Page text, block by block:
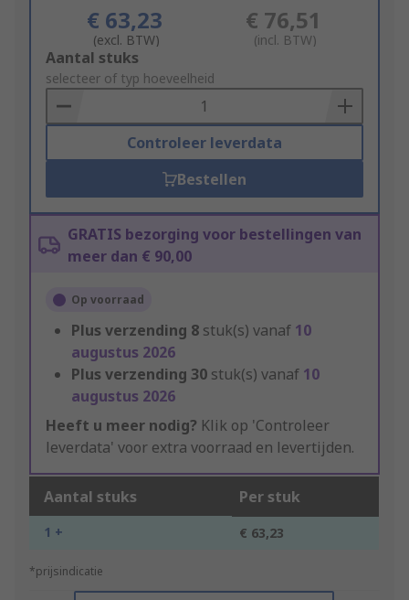
€ 63,23
(excl. BTW)
€ 76,51
(incl. BTW)
Add
to
Basket
Aantal stuks
selecteer of typ hoeveelheid
Controleer leverdata
Bestellen
GRATIS bezorging voor bestellingen van
meer dan € 90,00
Op voorraad
Plus verzending 8 stuk(s) vanaf 10
augustus 2026
Plus verzending 30 stuk(s) vanaf 10
augustus 2026
Heeft u meer nodig? Klik op 'Controleer
leverdata' voor extra voorraad en levertijden.
Aantal stuks Per stuk
1 + € 63,23
*prijsindicatie